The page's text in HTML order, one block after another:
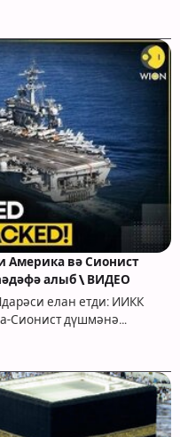
Америка вә Сионист
алыб \ ВИДЕО
елан етди: ИИКК
Сионист дүшмәнә…